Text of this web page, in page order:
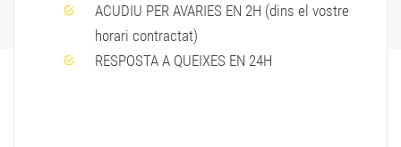
ACUDIU PER AVARIES EN 2H (dins el vostre
horari contractat)
RESPOSTA A QUEIXES EN 24H